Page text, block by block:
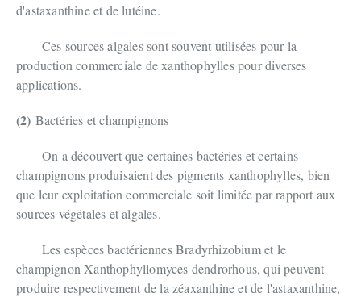
d'astaxanthine et de lutéine.
Ces sources algales sont souvent utilisées pour la
production commerciale de xanthophylles pour diverses
applications.
(2) Bactéries et champignons
On a découvert que certaines bactéries et certains
champignons produisaient des pigments xanthophylles, bien
que leur exploitation commerciale soit limitée par rapport aux
sources végétales et algales.
Les espèces bactériennes Bradyrhizobium et le
champignon Xanthophyllomyces dendrorhous, qui peuvent
produire respectivement de la zéaxanthine et de l'astaxanthine,